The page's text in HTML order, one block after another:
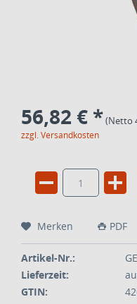
56,82 € *(Netto
zzgl. Versandkosten
Merken PDF
Artikel-Nr.:
Lieferzeit:
GTIN: